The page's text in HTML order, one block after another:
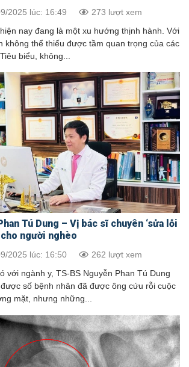
2025 lúc: 16:49 273 lượt xem
nay đang là một xu hướng thịnh hành. Với
không thể thiếu được tầm quan trọng của các
biểu, không...
Tú Dung – Vị bác sĩ chuyên ‘sửa lỗi
người nghèo
2025 lúc: 16:50 262 lượt xem
với ngành y, TS-BS Nguyễn Phan Tú Dung
số bệnh nhân đã được ông cứu rỗi cuộc
mặt, nhưng những...